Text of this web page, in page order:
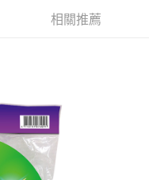
帳頁面顯示為準，若有關於
，請聯繫「AFTEE先享後付
support/home
護人之同意方可使用
損失，本公司不負相關責
相關推薦